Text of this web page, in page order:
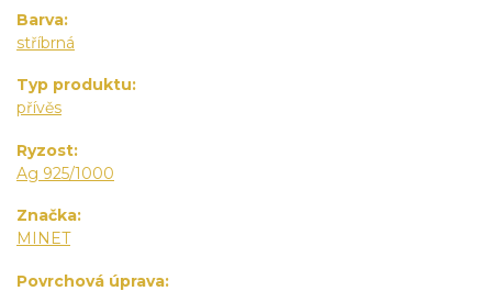
Barva
stříbrná
Typ produktu
přívěs
Ryzost
Ag 925/1000
Značka
MINET
Povrchová úprava